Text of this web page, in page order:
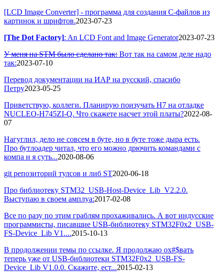
[LCD Image Converter] - программа для создания С-файлов из
картинок и шрифтов.2023-07-23
[The Dot Factory]: An LCD Font and Image Generator2023-07-23
У меня на STM было сделано так: Вот так на самом деле надо
так:2023-07-10
Перевод документации на ИАР на русский, спасибо
Петру2023-05-25
Приветствую, коллеги. Планирую поизучать H7 на отладке
NUCLEO-H745ZI-Q. Что скажете насчет этой платы?2022-08-
07
Нагуглил, дело не совсем в буте, но в буте тоже дыра есть.
Про бутлоадер читал, что его можно дрючить командами с
компа и я суть...2020-08-06
git репозиторий тулсов и либ ST2020-06-18
Про библиотеку STM32_USB-Host-Device_Lib_V2.2.0.
Выступаю в своем амплуа:2017-02-08
Все по разу по этим граблям прохаживались. А вот индусские
программисты, писавшие USB-библиотеку STM32F0x2_USB-
FS-Device_Lib V1....2015-10-13
В продолжении темы по ссылке. Я продолжаю ох#$вать
теперь уже от USB-библиотеки STM32F0x2_USB-FS-
Device_Lib V1.0.0. Скажите, ест...2015-02-13